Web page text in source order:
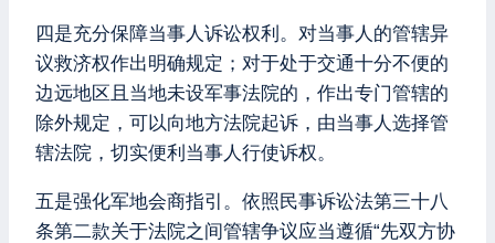
四是充分保障当事人诉讼权利。对当事人的管辖异
议救济权作出明确规定；对于处于交通十分不便的
边远地区且当地未设军事法院的，作出专门管辖的
除外规定，可以向地方法院起诉，由当事人选择管
辖法院，切实便利当事人行使诉权。
五是强化军地会商指引。依照民事诉讼法第三十八
条第二款关于法院之间管辖争议应当遵循“先双方协